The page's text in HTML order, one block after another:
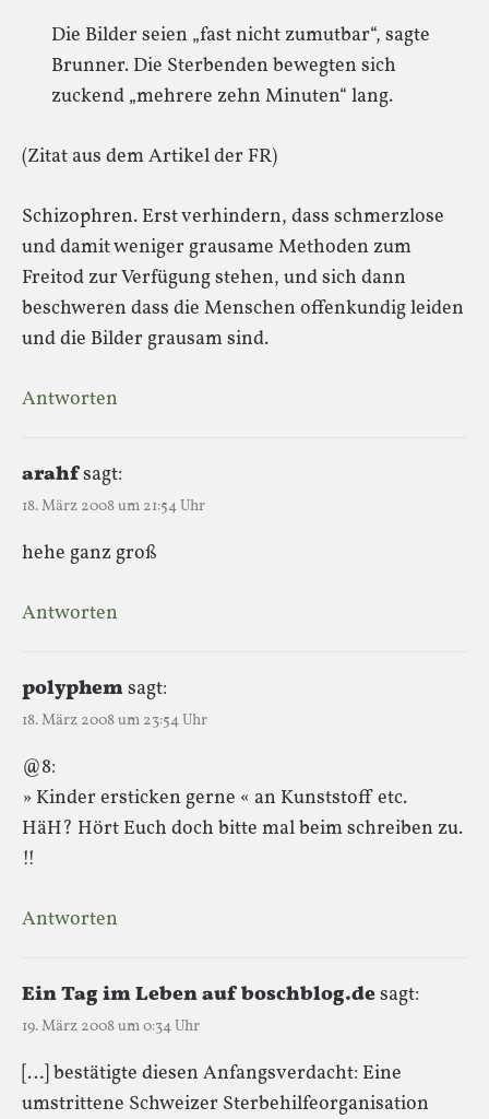
Die Bilder seien „fast nicht zumutbar“, sagte
Brunner. Die Sterbenden bewegten sich
zuckend „mehrere zehn Minuten“ lang.
(Zitat aus dem Artikel der FR)
Schizophren. Erst verhindern, dass schmerzlose
und damit weniger grausame Methoden zum
Freitod zur Verfügung stehen, und sich dann
beschweren dass die Menschen offenkundig leiden
und die Bilder grausam sind.
Antworten
arahfsagt:
18. März 2008 um 21:54 Uhr
hehe ganz groß
Antworten
polyphemsagt:
18. März 2008 um 23:54 Uhr
@8:
» Kinder ersticken gerne « an Kunststoff etc.
HäH? Hört Euch doch bitte mal beim schreiben zu.
!!
Antworten
Ein Tag im Leben auf boschblog.desagt:
19. März 2008 um 0:34 Uhr
[…] bestätigte diesen Anfangsverdacht: Eine
umstrittene Schweizer Sterbehilfeorganisation